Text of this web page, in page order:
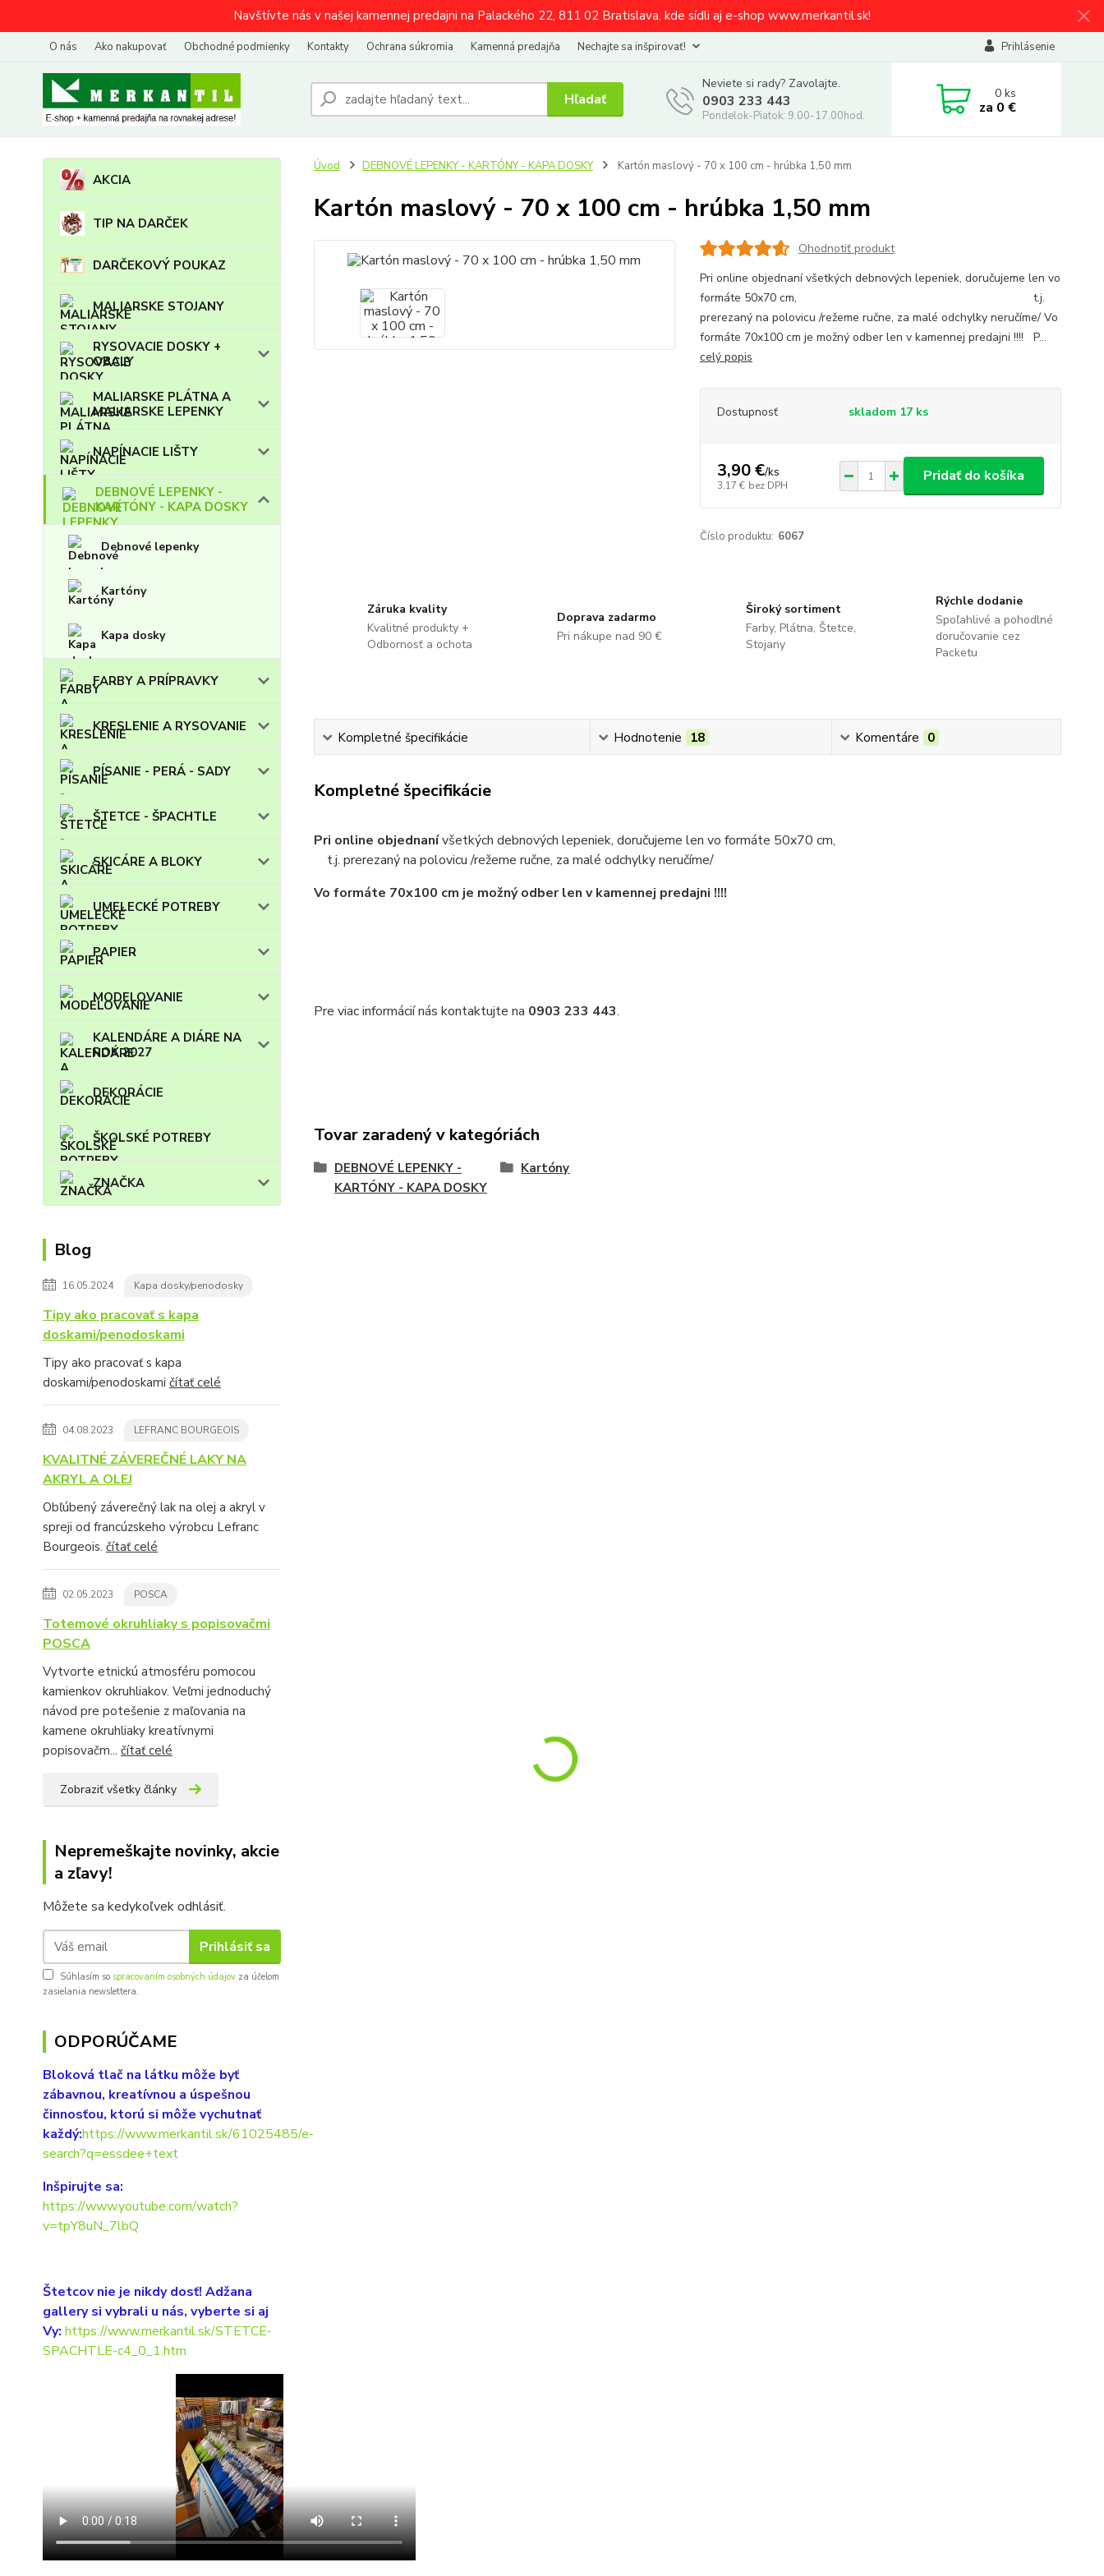
Navštívte nás v našej kamennej predajni na Palackého 22, 811 02 Bratislava, kde sídli aj e-shop www.merkantil.sk!
O nás Ako nakupovať Obchodné podmienky Kontakty Ochrana súkromia Kamenná predajňa Nechajte sa inšpirovať! Prihlásenie
Hľadať
Neviete si rady? Zavolajte.
0903 233 443
Pondelok-Piatok: 9.00-17.00hod.
0ks
za 0 €
AKCIA
TIP NA DARČEK
DARČEKOVÝ POUKAZ
MALIARSKE STOJANY
RYSOVACIE DOSKY +
OBALY
MALIARSKE PLÁTNA A
MALIARSKE LEPENKY
NAPÍNACIE LIŠTY
DEBNOVÉ LEPENKY -
KARTÓNY - KAPA DOSKY
Debnové lepenky
Kartóny
Kapa dosky
FARBY A PRÍPRAVKY
KRESLENIE A RYSOVANIE
PÍSANIE - PERÁ - SADY
ŠTETCE - ŠPACHTLE
SKICÁRE A BLOKY
UMELECKÉ POTREBY
PAPIER
MODELOVANIE
KALENDÁRE A DIÁRE NA
ROK 2027
DEKORÁCIE
ŠKOLSKÉ POTREBY
ZNAČKA
Blog
16.05.2024 Kapa dosky/penodosky
Tipy ako pracovať s kapa
doskami/penodoskami
Tipy ako pracovať s kapa
doskami/penodoskami čítať celé
04.08.2023 LEFRANC BOURGEOIS
KVALITNÉ ZÁVEREČNÉ LAKY NA
AKRYL A OLEJ
Obľúbený záverečný lak na olej a akryl v
spreji od francúzskeho výrobcu Lefranc
Bourgeois. čítať celé
02.05.2023 POSCA
Totemové okruhliaky s popisovačmi
POSCA
Vytvorte etnickú atmosféru pomocou
kamienkov okruhliakov. Veľmi jednoduchý
návod pre potešenie z maľovania na
kamene okruhliaky kreatívnymi
popisovačm... čítať celé
Zobraziť všetky články
Nepremeškajte novinky, akcie
a zľavy!
Môžete sa kedykoľvek odhlásiť.
Prihlásiť sa
Súhlasím so spracovaním osobných údajov za účelom
zasielania newslettera.
ODPORÚČAME
Bloková tlač na látku môže byť
zábavnou, kreatívnou a úspešnou
činnosťou, ktorú si môže vychutnať
každý:https://www.merkantil.sk/61025485/e-
search?q=essdee+text
Inšpirujte sa:
https://www.youtube.com/watch?
v=tpY8uN_7lbQ
Štetcov nie je nikdy dosť! Adžana
gallery si vybrali u nás, vyberte si aj
Vy: https://www.merkantil.sk/STETCE-
SPACHTLE-c4_0_1.htm
Úvod DEBNOVÉ LEPENKY - KARTÓNY - KAPA DOSKY Kartón maslový - 70 x 100 cm - hrúbka 1,50 mm
Kartón maslový - 70 x 100 cm - hrúbka 1,50 mm
Ohodnotiť produkt
Pri online objednaní všetkých debnových lepeniek, doručujeme len vo
formáte 50x70 cm, t.j.
prerezaný na polovicu /režeme ručne, za malé odchylky neručíme/ Vo
formáte 70x100 cm je možný odber len v kamennej predajni !!!! P...
celý popis
Dostupnosť skladom 17 ks
3,90 €/ks
3,17 € bez DPH
Pridať do košíka
Číslo produktu: 6067
Záruka kvality
Kvalitné produkty +
Odbornosť a ochota
Doprava zadarmo
Pri nákupe nad 90 €
Široký sortiment
Farby, Plátna, Štetce,
Stojany
Rýchle dodanie
Spoľahlivé a pohodlné
doručovanie cez
Packetu
Kompletné špecifikácie Hodnotenie 18 Komentáre 0
Kompletné špecifikácie
Pri online objednanívšetkých debnových lepeniek, doručujeme len vo formáte 50x70 cm,
t.j. prerezaný na polovicu /režeme ručne, za malé odchylky neručíme/
Vo formáte 70x100 cm je možný odber len v kamennej predajni !!!!
Pre viac informácií nás kontaktujte na 0903 233 443.
Tovar zaradený v kategóriách
DEBNOVÉ LEPENKY -
KARTÓNY - KAPA DOSKY
Kartóny